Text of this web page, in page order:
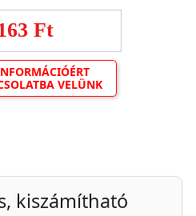
Ft
VELÜNK
kiszámítható